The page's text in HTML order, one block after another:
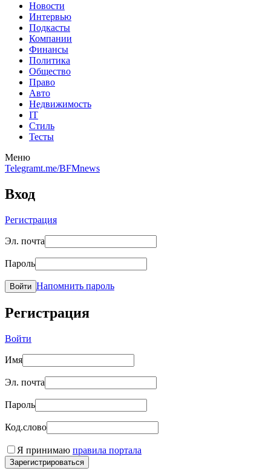
Новости
Интервью
Подкасты
Компании
Финансы
Политика
Общество
Право
Авто
Недвижимость
IT
Стиль
Тесты
Меню
Telegramt.me/BFMnews
Вход
Регистрация
Эл. почта
Пароль
Войти Напомнить пароль
Регистрация
Войти
Имя
Эл. почта
Пароль
Код.слово
Я принимаю правила портала
Зарегистрироваться